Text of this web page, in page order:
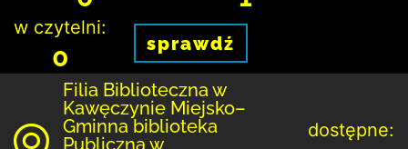
w czytelni:
0 sprawdź
Filia Biblioteczna w
Kawęczynie Miejsko–
Gminna biblioteka
Publiczna w
dostępne: